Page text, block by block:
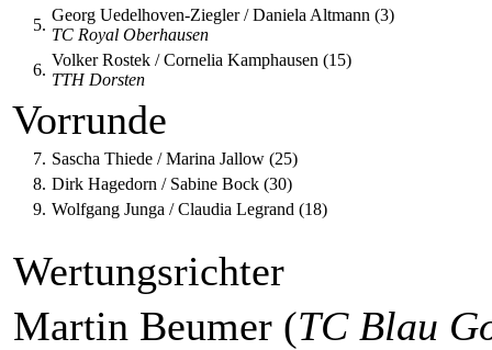
5.
Georg Uedelhoven-Ziegler / Daniela Altmann (3)
TC Royal Oberhausen
6.
Volker Rostek / Cornelia Kamphausen (15)
TTH Dorsten
Vorrunde
7. Sascha Thiede / Marina Jallow (25)
8. Dirk Hagedorn / Sabine Bock (30)
9. Wolfgang Junga / Claudia Legrand (18)
Wertungsrichter
Martin Beumer (TC Blau